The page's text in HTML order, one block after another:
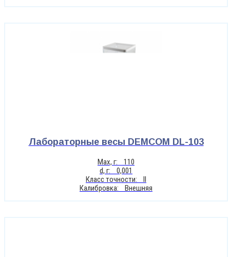
Лабораторные весы DEMCOM DL-103
Max, г: 110
d, г: 0,001
Класс точности: II
Калибровка: Внешняя